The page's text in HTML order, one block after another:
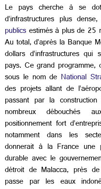
Le pays cherche à se
d’infrastructures plus
publicsestimés à plus de 25
Au total, d’après la Banque
dollars d’infrastructures
pays. Ce grand
sous le nom de National
des projets allant de
passant par la
nombreux débouchés
positionnement fort
notamment dans les
donnerait à la France une
durable avec le
détroit de Malacca, près
passe par les eaux